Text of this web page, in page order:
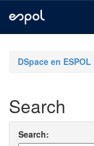
navigationDSpace en ESPOL
Search
Search: